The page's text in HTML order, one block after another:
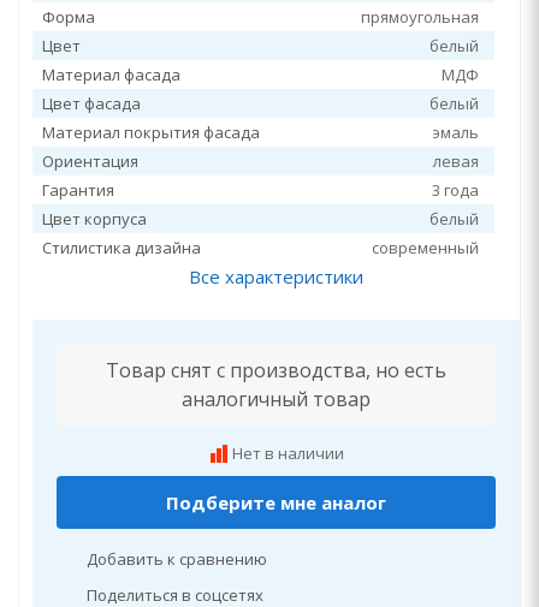
Форма
прямоугольная
Цвет
белый
Материал фасада
МДФ
Цвет фасада
белый
Материал покрытия фасада
эмаль
Ориентация
левая
Гарантия
3 года
Цвет корпуса
белый
Стилистика дизайна
современный
Все характеристики
Товар снят с производства, но есть
аналогичный товар
Нет в наличии
Подберите мне аналог
Добавить к сравнению
Поделиться в соцсетях